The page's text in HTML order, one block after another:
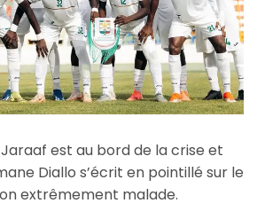
Jaraaf est au bord de la crise et
Diallo s’écrit en pointillé sur le
extrêmement malade.